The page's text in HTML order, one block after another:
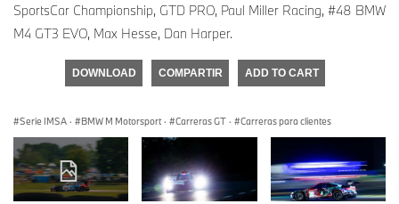
SportsCar Championship, GTD PRO, Paul Miller Racing, #48 BMW
M4 GT3 EVO, Max Hesse, Dan Harper.
DOWNLOAD COMPARTIR ADD TO CART
Serie IMSA · BMW M Motorsport · Carreras GT · Carreras para clientes